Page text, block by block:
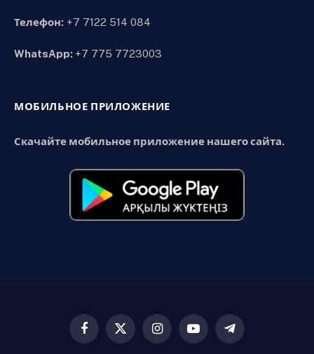
Телефон: +7 7122 514 084
WhatsApp: +7 775 7723003
МОБИЛЬНОЕ ПРИЛОЖЕНИЕ
Скачайте мобильное приложение нашего сайта.
Facebook
X
InstagramYouTubeTelegram